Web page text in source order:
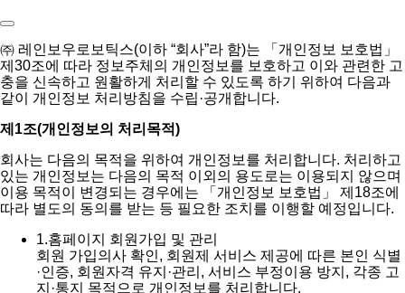
㈜ 레인보우로보틱스(이하 “회사”라 함)는 「개인정보 보호법」
제30조에 따라 정보주체의 개인정보를 보호하고 이와 관련한 고
충을 신속하고 원활하게 처리할 수 있도록 하기 위하여 다음과
같이 개인정보 처리방침을 수립·공개합니다.
제1조(개인정보의 처리목적)
회사는 다음의 목적을 위하여 개인정보를 처리합니다. 처리하고
있는 개인정보는 다음의 목적 이외의 용도로는 이용되지 않으며
이용 목적이 변경되는 경우에는 「개인정보 보호법」 제18조에
따라 별도의 동의를 받는 등 필요한 조치를 이행할 예정입니다.
1.홈페이지 회원가입 및 관리
회원 가입의사 확인, 회원제 서비스 제공에 따른 본인 식별
·인증, 회원자격 유지·관리, 서비스 부정이용 방지, 각종 고
지·통지 목적으로 개인정보를 처리합니다.